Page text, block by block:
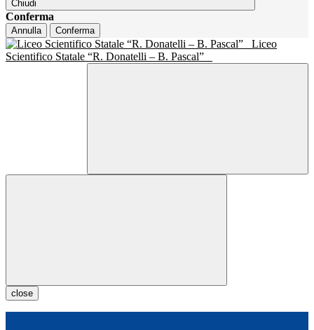
Chiudi
Conferma
Annulla Conferma
Liceo
Scientifico Statale “R. Donatelli – B. Pascal”
close